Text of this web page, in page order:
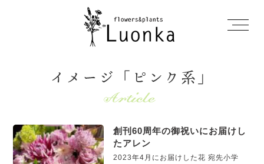
イメージ「ピンク系」
創刊60周年の御祝いにお届けし
たアレン
2023年4月にお届けした花 宛先小学